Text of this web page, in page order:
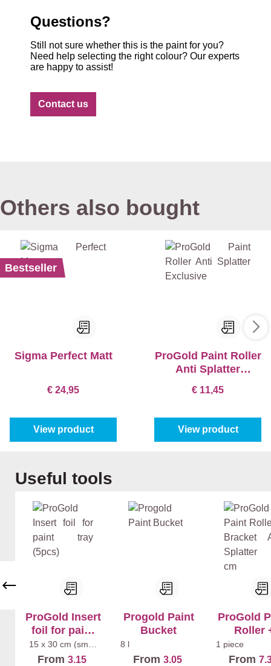
Questions?
Still not sure whether this is the paint for you?
Need help selecting the right colour? Our experts
are happy to assist!
Contact us
Others also bought
Bestseller
Sigma Perfect Matt
€ 24,95
View product
ProGold Paint Roller
Anti Splatter
€ 11,45
View product
Skip product gallery
Useful tools
ProGold Insert
foil for paint
tray (5pcs)
15 x 30 cm (small
From 3.15
Progold Paint
Bucket
8 l
From 3.05
ProGold
Roller
Bracket
Splatter
1 piece
From